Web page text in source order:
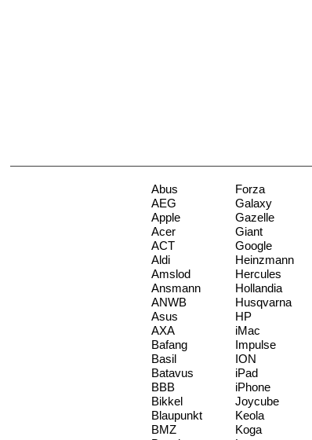
Abus
AEG
Apple
Acer
ACT
Aldi
Amslod
Ansmann
ANWB
Asus
AXA
Bafang
Basil
Batavus
BBB
Bikkel
Blaupunkt
BMZ
Forza
Galaxy
Gazelle
Giant
Google
Heinzmann
Hercules
Hollandia
Husqvarna
HP
iMac
Impulse
ION
iPad
iPhone
Joycube
Keola
Koga